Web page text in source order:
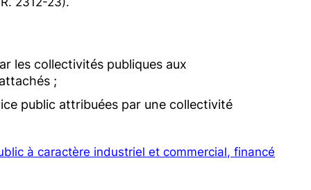
les collectivités publiques aux
;
public attribuées par une collectivité
à caractère industriel et commercial, financé